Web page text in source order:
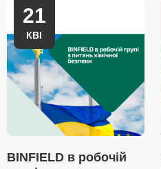
21
КВІ
BINFIELD в робочій